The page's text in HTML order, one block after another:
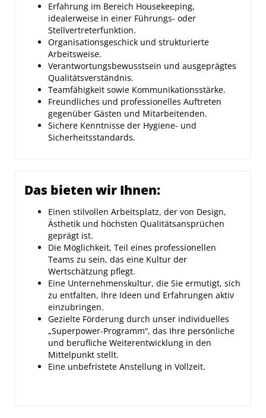
Erfahrung im Bereich Housekeeping,
idealerweise in einer Führungs- oder
Stellvertreterfunktion.
Organisationsgeschick und strukturierte
Arbeitsweise.
Verantwortungsbewusstsein und ausgeprägtes
Qualitätsverständnis.
Teamfähigkeit sowie Kommunikationsstärke.
Freundliches und professionelles Auftreten
gegenüber Gästen und Mitarbeitenden.
Sichere Kenntnisse der Hygiene- und
Sicherheitsstandards.
Das bieten wir Ihnen:
Einen stilvollen Arbeitsplatz, der von Design,
Ästhetik und höchsten Qualitätsansprüchen
geprägt ist.
Die Möglichkeit, Teil eines professionellen
Teams zu sein, das eine Kultur der
Wertschätzung pflegt.
Eine Unternehmenskultur, die Sie ermutigt, sich
zu entfalten, Ihre Ideen und Erfahrungen aktiv
einzubringen.
Gezielte Förderung durch unser individuelles
„Superpower-Programm“, das Ihre persönliche
und berufliche Weiterentwicklung in den
Mittelpunkt stellt.
Eine unbefristete Anstellung in Vollzeit.